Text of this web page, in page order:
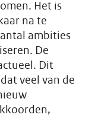
Het is
na te
ambities
De
Dit
veel van de